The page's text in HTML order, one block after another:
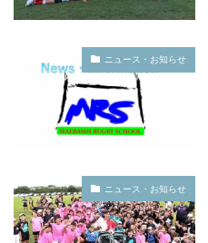
ニュース・お知らせ
ニュース・お知らせ